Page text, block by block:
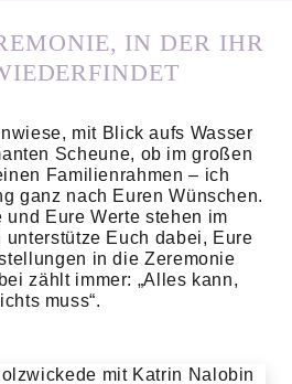
IN DER IHR
mit Blick aufs Wasser
Scheune, ob im großen
Familienrahmen – ich
ganz nach Euren Wünschen.
und Eure Werte stehen im
unterstütze Euch dabei, Eure
in die Zeremonie
zählt immer: „Alles kann,
muss“.